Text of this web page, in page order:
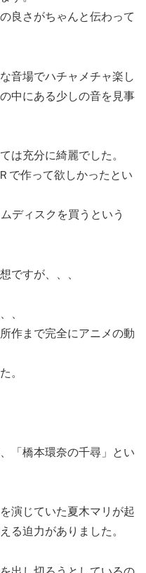
良さがちゃんと伝わって
音場でハチャメチャ楽し
中にある少しの音を見事
は充分に綺麗でした。
で作って欲しかったとい
ディスクを買うという
ですが、、、
、
作まで完全にアニメの動
。
「橋本環奈の千尋」とい
演じていた夏木マリが起
る迫力がありました。